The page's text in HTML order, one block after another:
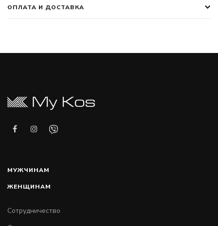
ОПЛАТА И ДОСТАВКА
МУЖЧИНАМ
ЖЕНЩИНАМ
Сотрудничество